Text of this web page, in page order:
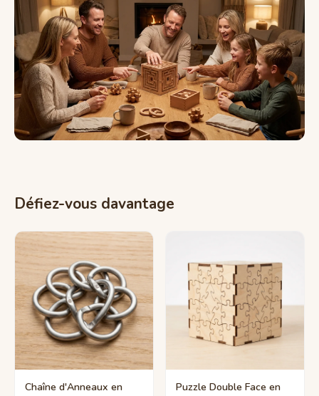
Défiez-vous davantage
Chaîne d'Anneaux en
Puzzle Double Face en